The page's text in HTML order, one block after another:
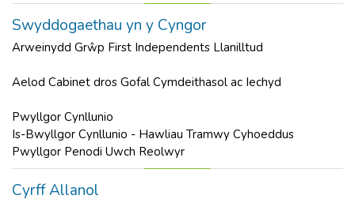
Swyddogaethau yn y Cyngor
Arweinydd Grŵp First Independents Llanilltud
Aelod Cabinet dros Gofal Cymdeithasol ac Iechyd
Pwyllgor Cynllunio
Is-Bwyllgor Cynllunio - Hawliau Tramwy Cyhoeddus
Pwyllgor Penodi Uwch Reolwyr
Cyrff Allanol